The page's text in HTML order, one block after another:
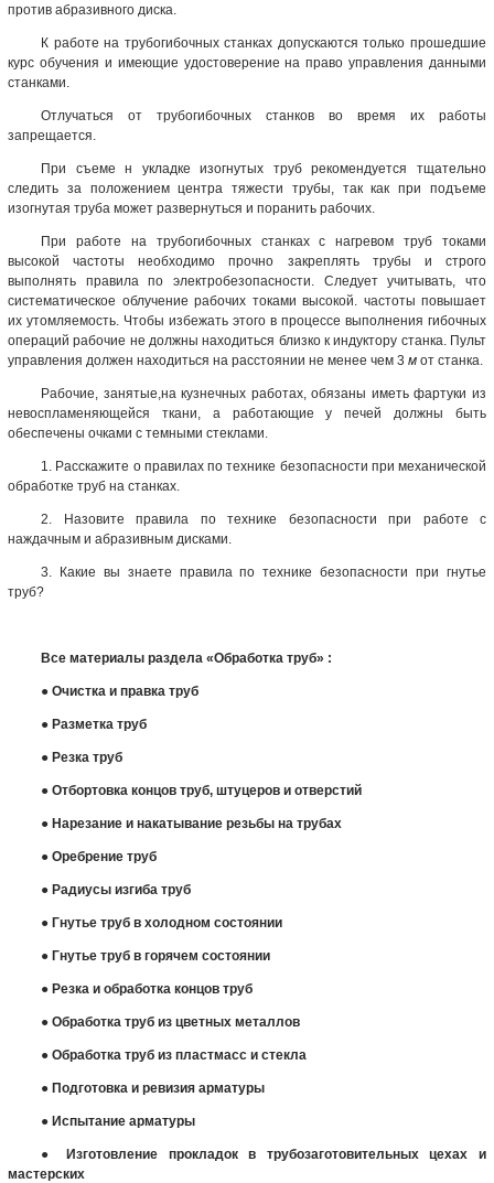
против абразивного диска.
К работе на трубогибочных станках допускаются только прошедшие
курс обучения и имеющие удостоверение на право управления данными
станками.
Отлучаться от трубогибочных станков во время их работы
запрещается.
При съеме н укладке изогнутых труб рекомендуется тщательно
следить за положением центра тяжести трубы, так как при подъеме
изогнутая труба может развернуться и поранить рабочих.
При работе на трубогибочных станках с нагревом труб токами
высокой частоты необходимо прочно закреплять трубы и строго
выполнять правила по электробезопасности. Следует учитывать, что
систематическое облучение рабочих токами высокой. частоты повышает
их утомляемость. Чтобы избежать этого в процессе выполнения гибочных
операций рабочие не должны находиться близко к индуктору станка. Пульт
управления должен находиться на расстоянии не менее чем 3 м от станка.
Рабочие, занятые,на кузнечных работах, обязаны иметь фартуки из
невоспламеняющейся ткани, а работающие у печей должны быть
обеспечены очками с темными стеклами.
1. Расскажите о правилах по технике безопасности при механической
обработке труб на станках.
2. Назовите правила по технике безопасности при работе с
наждачным и абразивным дисками.
3. Какие вы знаете правила по технике безопасности при гнутье
труб?
Все материалы раздела «Обработка труб» :
● Очистка и правка труб
● Разметка труб
● Резка труб
● Отбортовка концов труб, штуцеров и отверстий
● Нарезание и накатывание резьбы на трубах
● Оребрение труб
● Радиусы изгиба труб
● Гнутье труб в холодном состоянии
● Гнутье труб в горячем состоянии
● Резка и обработка концов труб
● Обработка труб из цветных металлов
● Обработка труб из пластмасс и стекла
● Подготовка и ревизия арматуры
● Испытание арматуры
●Изготовление прокладок в трубозаготовительных цехах и
мастерских